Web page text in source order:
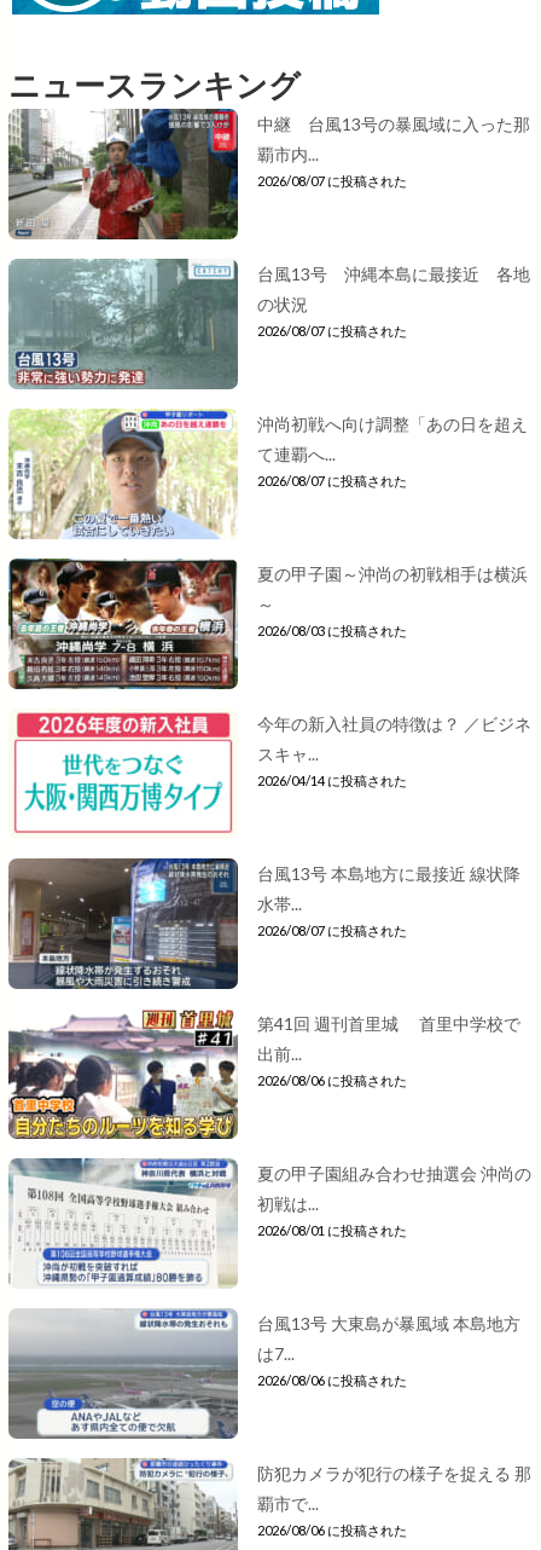
ニュースランキング
中継 台風13号の暴風域に入った那
覇市内...
2026/08/07 に投稿された
台風13号 沖縄本島に最接近 各地
の状況
2026/08/07 に投稿された
沖尚初戦へ向け調整「あの日を超え
て連覇へ...
2026/08/07 に投稿された
夏の甲子園～沖尚の初戦相手は横浜
～
2026/08/03 に投稿された
今年の新入社員の特徴は？ ／ビジネ
スキャ...
2026/04/14 に投稿された
台風13号 本島地方に最接近 線状降
水帯...
2026/08/07 に投稿された
第41回 週刊首里城 首里中学校で
出前...
2026/08/06 に投稿された
夏の甲子園組み合わせ抽選会 沖尚の
初戦は...
2026/08/01 に投稿された
台風13号 大東島が暴風域 本島地方
は7...
2026/08/06 に投稿された
防犯カメラが犯行の様子を捉える 那
覇市で...
2026/08/06 に投稿された